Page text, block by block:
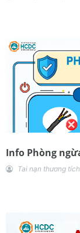
Info Phòng
Tai nạn thương tích